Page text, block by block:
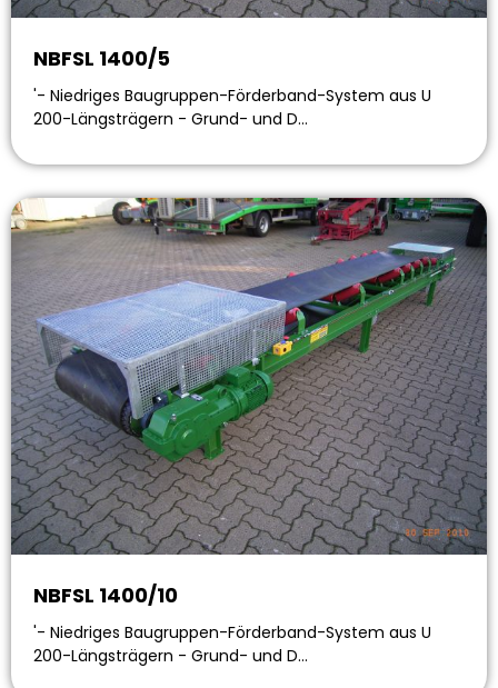
NBFSL 1400/5
'- Niedriges Baugruppen-Förderband-System aus U
200-Längsträgern - Grund- und D…
NBFSL 1400/10
'- Niedriges Baugruppen-Förderband-System aus U
200-Längsträgern - Grund- und D…